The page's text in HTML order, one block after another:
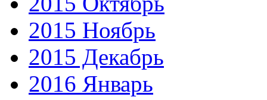
2015 Ноябрь
2015 Декабрь
2016 Январь